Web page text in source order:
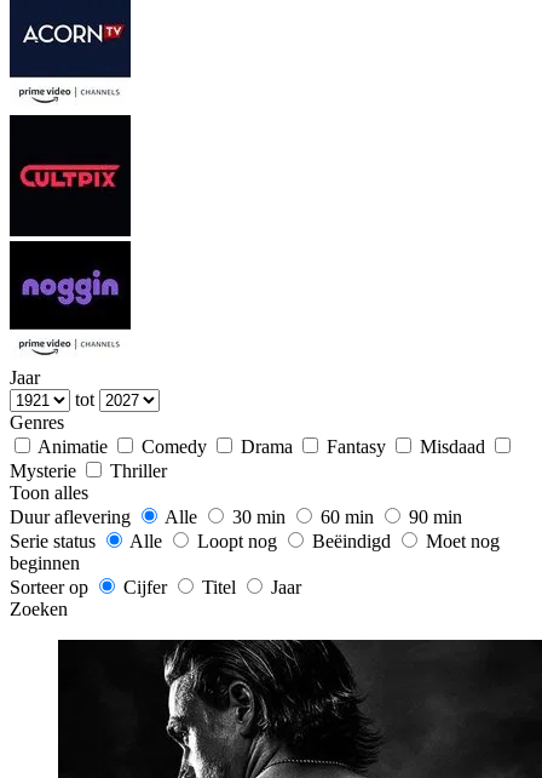
Jaar
tot
Genres
Animatie
Comedy Drama Fantasy
Misdaad
Mysterie
Thriller
Toon alles
Duur aflevering
Alle 30 min 60 min
90 min
Serie status
Alle Loopt nog Beëindigd
Moet nog
beginnen
Sorteer op
Cijfer Titel
Jaar
Zoeken